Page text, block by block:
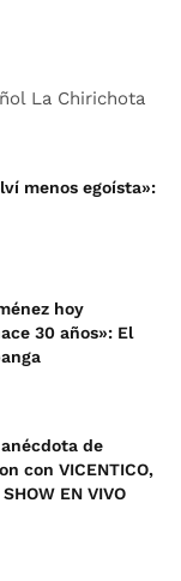
La Chirichota
menos egoísta»:
hoy
30 años»: El
anécdota de
con VICENTICO,
EN VIVO